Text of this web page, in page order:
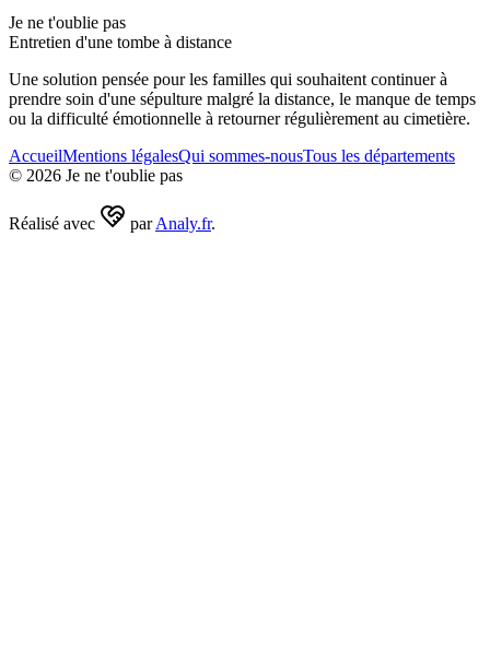
Je ne t'oublie pas
Entretien d'une tombe à distance
Une solution pensée pour les familles qui souhaitent continuer à
prendre soin d'une sépulture malgré la distance, le manque de temps
ou la difficulté émotionnelle à retourner régulièrement au cimetière.
AccueilMentions légalesQui sommes-nousTous les départements
© 2026 Je ne t'oublie pas
Réalisé avec par Analy.fr.